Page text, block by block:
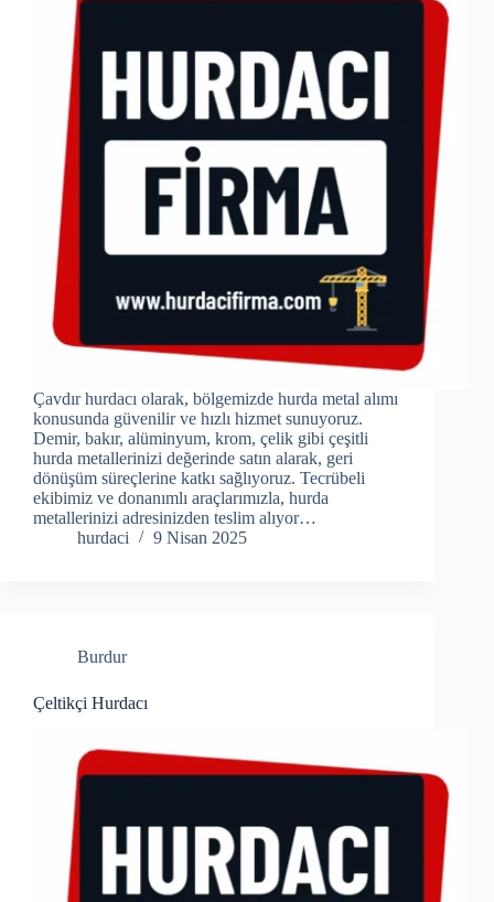
Çavdır hurdacı olarak, bölgemizde hurda metal alımı
konusunda güvenilir ve hızlı hizmet sunuyoruz.
Demir, bakır, alüminyum, krom, çelik gibi çeşitli
hurda metallerinizi değerinde satın alarak, geri
dönüşüm süreçlerine katkı sağlıyoruz. Tecrübeli
ekibimiz ve donanımlı araçlarımızla, hurda
metallerinizi adresinizden teslim alıyor…
hurdaci
9 Nisan 2025
Burdur
Çeltikçi Hurdacı